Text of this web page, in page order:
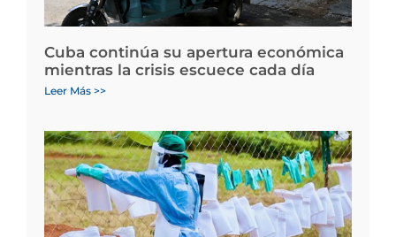
Cuba continúa su apertura económica
mientras la crisis escuece cada día
Leer Más >>